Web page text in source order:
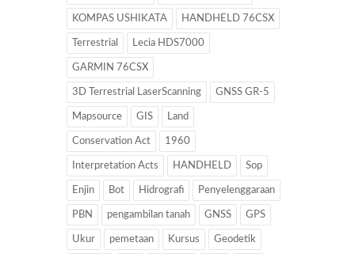
KOMPAS USHIKATA HANDHELD 76CSX
Terrestrial Lecia HDS7000
GARMIN 76CSX
3D Terrestrial LaserScanning GNSS GR-5
Mapsource GIS Land
Conservation Act 1960
Interpretation Acts HANDHELD Sop
Enjin Bot Hidrografi Penyelenggaraan
PBN pengambilan tanah GNSS GPS
Ukur pemetaan Kursus Geodetik